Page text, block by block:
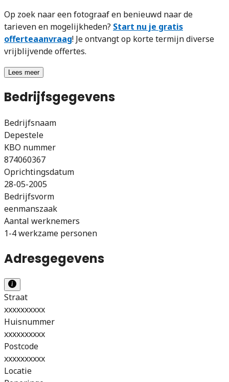
Op zoek naar een fotograaf en benieuwd naar de
tarieven en mogelijkheden? Start nu je gratis
offerteaanvraag! Je ontvangt op korte termijn diverse
vrijblijvende offertes.
Lees meer
Bedrijfsgegevens
Bedrijfsnaam
Depestele
KBO nummer
874060367
Oprichtingsdatum
28-05-2005
Bedrijfsvorm
eenmanszaak
Aantal werknemers
1-4 werkzame personen
Adresgegevens
Straat
xxxxxxxxxx
Huisnummer
xxxxxxxxxx
Postcode
xxxxxxxxxx
Locatie